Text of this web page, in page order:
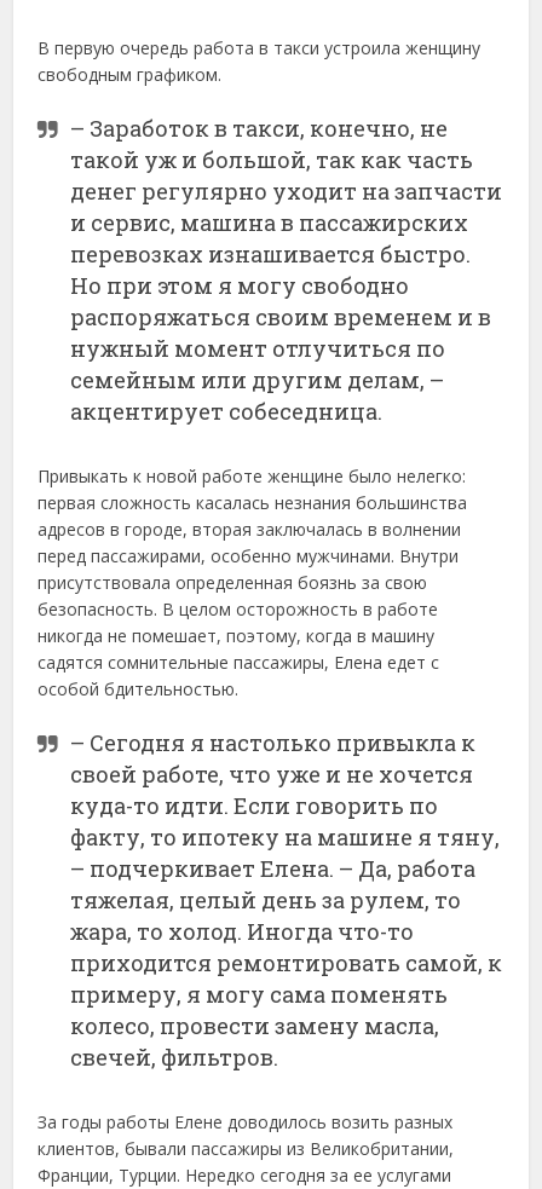
В первую очередь работа в такси устроила женщину
свободным графиком.
– Заработок в такси, конечно, не
такой уж и большой, так как часть
денег регулярно уходит на запчасти
и сервис, машина в пассажирских
перевозках изнашивается быстро.
Но при этом я могу свободно
распоряжаться своим временем и в
нужный момент отлучиться по
семейным или другим делам, –
акцентирует собеседница.
Привыкать к новой работе женщине было нелегко:
первая сложность касалась незнания большинства
адресов в городе, вторая заключалась в волнении
перед пассажирами, особенно мужчинами. Внутри
присутствовала определенная боязнь за свою
безопасность. В целом осторожность в работе
никогда не помешает, поэтому, когда в машину
садятся сомнительные пассажиры, Елена едет с
особой бдительностью.
– Сегодня я настолько привыкла к
своей работе, что уже и не хочется
куда-то идти. Если говорить по
факту, то ипотеку на машине я тяну,
– подчеркивает Елена. – Да, работа
тяжелая, целый день за рулем, то
жара, то холод. Иногда что-то
приходится ремонтировать самой, к
примеру, я могу сама поменять
колесо, провести замену масла,
свечей, фильтров.
За годы работы Елене доводилось возить разных
клиентов, бывали пассажиры из Великобритании,
Франции, Турции. Нередко сегодня за ее услугами